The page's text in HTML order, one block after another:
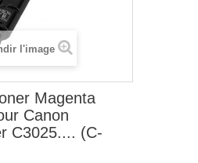
l'image
Magenta
Canon
C3025.... (C-